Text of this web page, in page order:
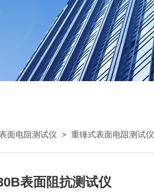
面电阻测试仪 > 重锤式表面电阻测试仪
表面阻抗测试仪